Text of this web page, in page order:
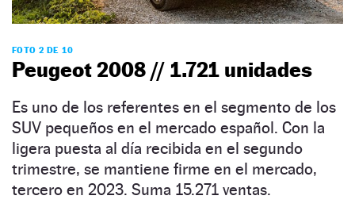
FOTO 2 DE 10
Peugeot 2008 // 1.721 unidades
Es uno de los referentes en el segmento de los
SUV pequeños en el mercado español. Con la
ligera puesta al día recibida en el segundo
trimestre, se mantiene firme en el mercado,
tercero en 2023. Suma 15.271 ventas.